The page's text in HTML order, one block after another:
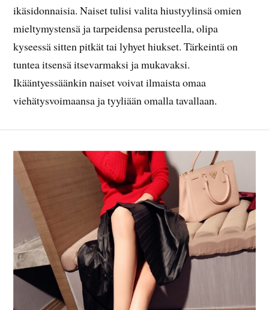
ikäsidonnaisia. Naiset tulisi valita hiustyylinsä omien
mieltymystensä ja tarpeidensa perusteella, olipa
kyseessä sitten pitkät tai lyhyet hiukset. Tärkeintä on
tuntea itsensä itsevarmaksi ja mukavaksi.
Ikääntyessäänkin naiset voivat ilmaista omaa
viehätysvoimaansa ja tyyliään omalla tavallaan.